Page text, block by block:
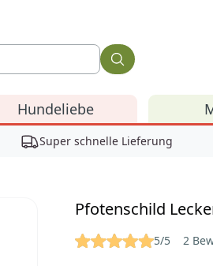
Hundeliebe
Super schnelle Lieferung
Pfotenschild
Reviews 5/5 2